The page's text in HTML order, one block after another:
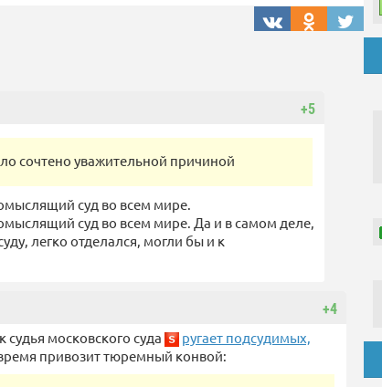
+5
сочтено уважительной причиной
суд во всем мире.
суд во всем мире. Да и в самом деле,
легко отделался, могли бы и к
+4
московского суда
ругает подсудимых,
привозит тюремный конвой: